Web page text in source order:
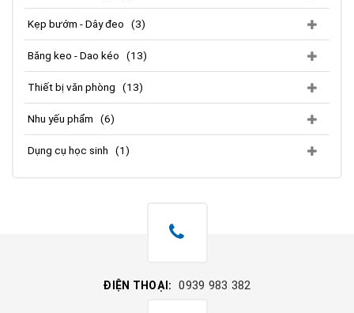
Kẹp bướm - Dây đeo (3)
Băng keo - Dao kéo (13)
Thiết bị văn phòng (13)
Nhu yếu phẩm (6)
Dụng cụ học sinh (1)
ĐIỆN THOẠI: 0939 983 382